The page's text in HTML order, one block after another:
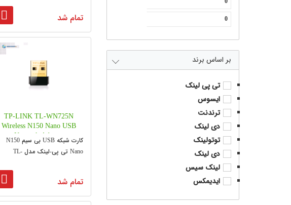
تمام شد
TP-LINK TL-WN725N
Wireless N150 Nano USB
Network Adapterکارت شبکه USB بی‌ سیم N150
Nano تی پی-لینک مدل TL-
تمام شد
برند
تی پی لینک
ایسوس
ترندنت
دی لینک
توتولینک
دی لینک
لینک سیس
ایدیمکس